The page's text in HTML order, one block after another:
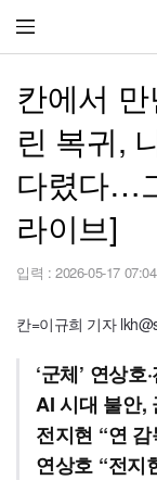
칸에서
린 복귀,
다렸다…
라이브]
입력 : 2026-05-17 07:04
칸=이규희 기자
‘군체’ 연상
AI 시대 불안,
전지현 “연
연상호 “전지